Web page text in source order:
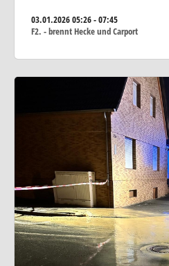
03.01.202605:26 - 07:45
F2. - brennt Hecke und Carport